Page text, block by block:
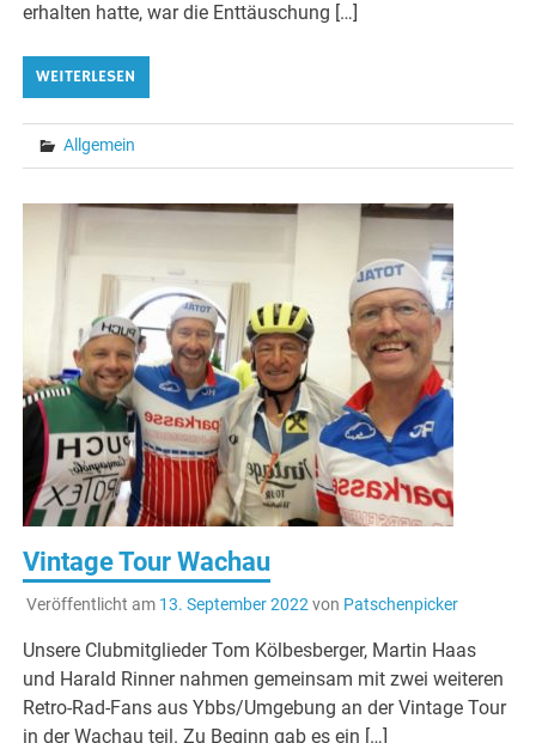
erhalten hatte, war die Enttäuschung […]
WEITERLESEN
Allgemein
Vintage Tour Wachau
Veröffentlicht am 13. September 2022 von Patschenpicker
Unsere Clubmitglieder Tom Kölbesberger, Martin Haas
und Harald Rinner nahmen gemeinsam mit zwei weiteren
Retro-Rad-Fans aus Ybbs/Umgebung an der Vintage Tour
in der Wachau teil. Zu Beginn gab es ein […]